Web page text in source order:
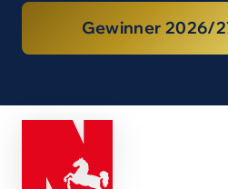
Gewinner 2026/